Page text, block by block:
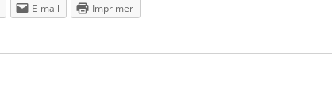
E-mail Imprimer